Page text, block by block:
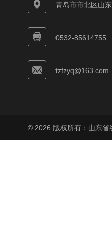
青岛市市北区山
0532-85614755
tzfzyq@163.com
© 2026 版权所有：山东